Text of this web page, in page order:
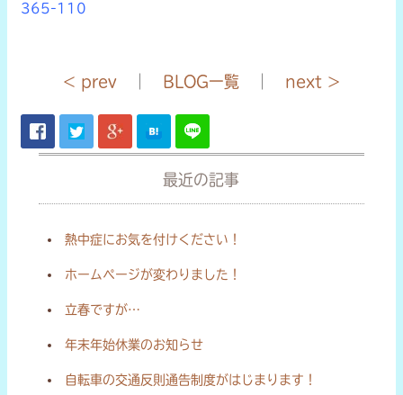
365-110
< prev BLOG一覧 next >
最近の記事
熱中症にお気を付けください！
ホームページが変わりました！
立春ですが…
年末年始休業のお知らせ
自転車の交通反則通告制度がはじまります！